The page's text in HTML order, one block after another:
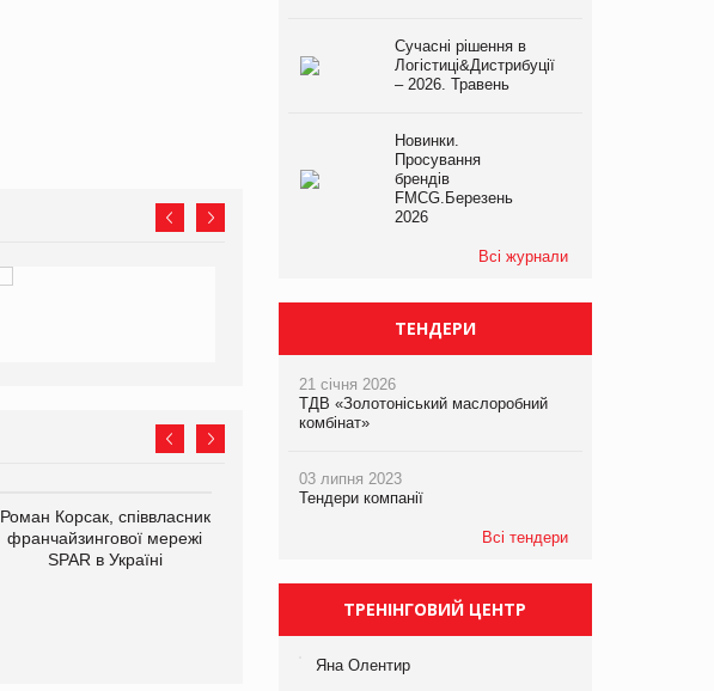
Роман Корсак, співвласник
франчайзингової мережі
SPAR в Україні
виробництва
компанії «УкраМарин»
Сучасні рішення в
Логістиці&Дистрибуції
– 2026. Травень
Новинки.
Просування
брендів
FMCG.Березень
2026
Всі журнали
ТЕНДЕРИ
21 січня 2026
ТДВ «Золотоніський маслоробний
комбінат»
03 липня 2023
Тендери компанії
Всі тендери
ТРЕНІНГОВИЙ ЦЕНТР
Яна Олентир